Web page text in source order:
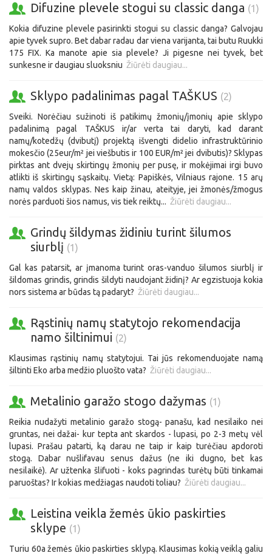
Difuzine plevele stogui su classic danga (1)
Kokia difuzine plevele pasirinkti stogui su classic danga? Galvojau
apie tyvek supro. Bet dabar radau dar viena varijanta, tai butu Ruukki
175 FIX. Ka manote apie sia plevele? Ji pigesne nei tyvek, bet
sunkesne ir daugiau sluoksniu Žiūrėti daugiau...
Sklypo padalinimas pagal TAŠKUS (2)
Sveiki. Norėčiau sužinoti iš patikimų žmonių/įmonių apie sklypo
padalinimą pagal TAŠKUS ir/ar verta tai daryti, kad darant
namų/kotedžų (dvibutį) projektą išvengti didelio infrastruktūrinio
mokesčio (25eur/m² jei viešbutis ir 100 EUR/m² jei dvibutis)? Sklypas
pirktas ant dvejų skirtingų žmonių per pusę, ir mokėjimai irgi buvo
atlikti iš skirtingų sąskaitų. Vietą: Papiškės, Vilniaus rajone. 15 arų
namų valdos sklypas. Nes kaip žinau, ateityje, jei žmonės/žmogus
norės parduoti šios namus, vis tiek reiktų... Žiūrėti daugiau...
Grindų šildymas židiniu turint šilumos
siurblį (1)
Gal kas patarsit, ar įmanoma turint oras-vanduo šilumos siurblį ir
šildomas grindis, grindis šildyti naudojant židinį? Ar egzistuoja kokia
nors sistema ar būdas tą padaryt? Žiūrėti daugiau...
Rąstinių namų statytojo rekomendacija
namo šiltinimui (2)
Klausimas rąstinių namų statytojui. Tai jūs rekomenduojate namą
šiltinti Eko arba medžio pluošto vata? Žiūrėti daugiau...
Metalinio garažo stogo dažymas (1)
Reikia nudažyti metalinio garažo stogą- panašu, kad nesilaiko nei
gruntas, nei dažai- kur tepta ant skardos - lupasi, po 2-3 metų vėl
lupasi. Prašau patarti, ką darau ne taip ir kaip turėčiau apdoroti
stogą. Dabar nušlifavau senus dažus (ne iki dugno, bet kas
nesilaikė). Ar užtenka šlifuoti - koks pagrindas turėtų būti tinkamai
paruoštas? Ir kokias medžiagas naudoti toliau? Žiūrėti daugiau...
Leistina veikla žemės ūkio paskirties
sklype (1)
Turiu 60a žemės ūkio paskirties sklypą. Klausimas kokią veiklą galiu